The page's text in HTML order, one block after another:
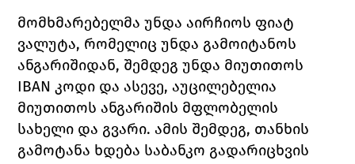
მომხმარებელმა უნდა აირჩიოს ფიატ
ვალუტა, რომელიც უნდა გამოიტანოს
IBAN კოდი და ასევე, აუცილებელია
მიუთითოს ანგარიშის მფლობელის
სახელი და გვარი. ამის შემდეგ, თანხის
გამოტანა ხდება საბანკო გადარიცხვის